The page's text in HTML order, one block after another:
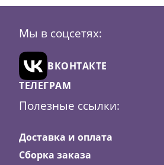
Цвет: красный
Мы в соцсетях:
ВКОНТАКТЕ
ТЕЛЕГРАМ
Полезные ссылки:
Доставка и оплата
Сборка заказа